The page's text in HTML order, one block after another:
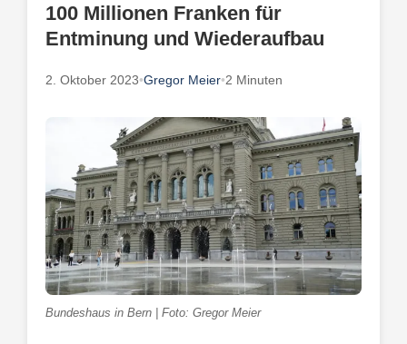
100 Millionen Franken für
Entminung und Wiederaufbau
2. Oktober 2023•Gregor Meier•2 Minuten
Bundeshaus in Bern | Foto: Gregor Meier